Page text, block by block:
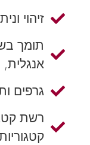
זיהוי
תומך
אנגלית,
גרפים
רשת